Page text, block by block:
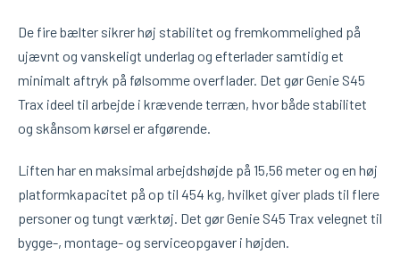
De fire bælter sikrer høj stabilitet og fremkommelighed på
ujævnt og vanskeligt underlag og efterlader samtidig et
minimalt aftryk på følsomme overflader. Det gør Genie S45
Trax ideel til arbejde i krævende terræn, hvor både stabilitet
og skånsom kørsel er afgørende.
Liften har en maksimal arbejdshøjde på 15,56 meter og en høj
platformkapacitet på op til 454 kg, hvilket giver plads til flere
personer og tungt værktøj. Det gør Genie S45 Trax velegnet til
bygge-, montage- og serviceopgaver i højden.